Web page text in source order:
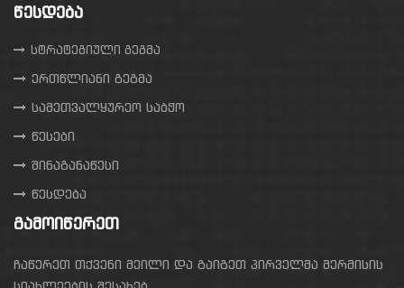
ᲬᲔᲡᲓᲔᲑᲐ
სტრატეგიული გეგმა
ერთწლიანი გეგმა
სამეთვალყურეო საბჭო
წესები
შინაგანაწესი
წესდება
ᲒᲐᲛᲝᲘᲬᲔᲠᲔᲗ
ჩაწერეთ თქვენი მეილი და გაიგეთ პირველმა მერმისის